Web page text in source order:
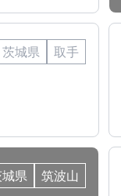
茨城県
取手
県
筑波山